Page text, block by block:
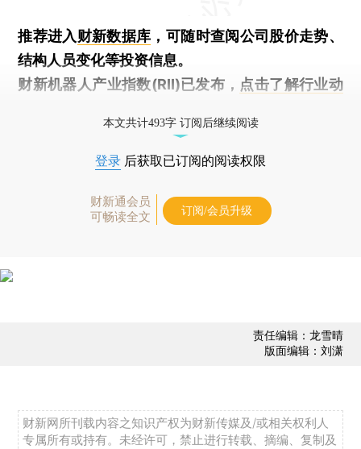
推荐进入财新数据库 ，可随时查阅公司股价走势、
结构人员变化等投资信息。
财新机器人产业指数(RII)已发布， 点击了解行业动
本文共计493字 订阅后继续阅读
登录 后获取已订阅的阅读权限
财新通会员
可畅读全文
订阅/会员升级
责任编辑：龙雪晴
版面编辑：刘潇
财新网所刊载内容之知识产权为财新传媒及/或相关权利人
专属所有或持有。未经许可，禁止进行转载、摘编、复制及